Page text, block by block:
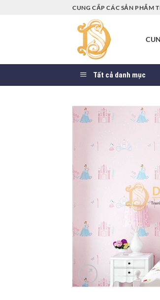
CUNG CẤP CÁC SẢN PHẨM
Tất cả danh mục